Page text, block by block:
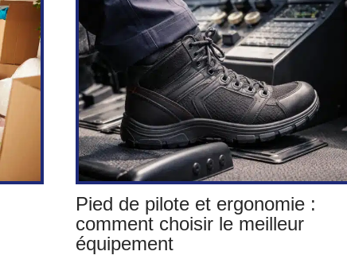
Pied de pilote et ergonomie :
comment choisir le meilleur
équipement